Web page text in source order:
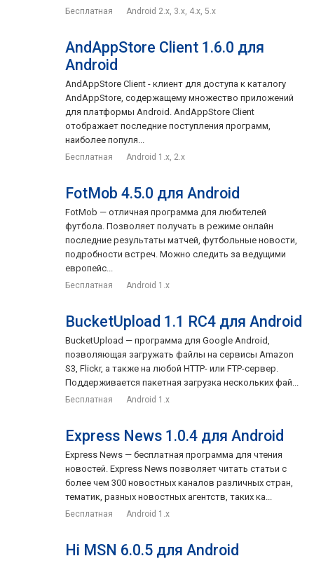
Бесплатная Android 2.x, 3.x, 4.x, 5.x
AndAppStore Client 1.6.0 для
Android
AndAppStore Client - клиент для доступа к каталогу
AndAppStore, содержащему множество приложений
для платформы Android. AndAppStore Client
отображает последние поступления программ,
наиболее популя...
Бесплатная Android 1.x, 2.x
FotMob 4.5.0 для Android
FotMob — отличная программа для любителей
футбола. Позволяет получать в режиме онлайн
последние результаты матчей, футбольные новости,
подробности встреч. Можно следить за ведущими
европейс...
Бесплатная Android 1.x
BucketUpload 1.1 RC4 для Android
BucketUpload — программа для Google Android,
позволяющая загружать файлы на сервисы Amazon
S3, Flickr, а также на любой HTTP- или FTP-сервер.
Поддерживается пакетная загрузка нескольких фай...
Бесплатная Android 1.x
Express News 1.0.4 для Android
Express News — бесплатная программа для чтения
новостей. Express News позволяет читать статьи с
более чем 300 новостных каналов различных стран,
тематик, разных новостных агентств, таких ка...
Бесплатная Android 1.x
Hi MSN 6.0.5 для Android